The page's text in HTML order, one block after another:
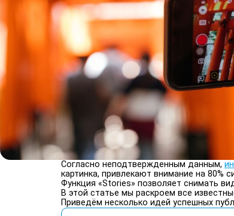
Согласно неподтвержденным данным,
картинка, привлекают внимание на
Функция «Stories» позволяет снимать
В этой статье мы раскроем все
Приведём несколько идей успешных